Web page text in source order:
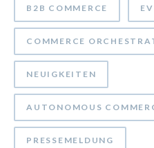
B2B COMMERCE
COMMERCE
NEUIGKEITEN
AUTONOMOUS
PRESSEMELDUNG